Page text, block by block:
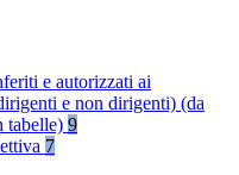
e autorizzati ai
e non dirigenti) (da
tabelle) 9
7